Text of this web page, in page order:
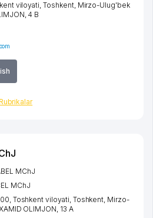
viloyati,Toshkent, Mirzo-Ulug'bek
, 4 B
MChJ
MChJ
Toshkent viloyati, Toshkent, Mirzo-
OLIMJON, 13 A